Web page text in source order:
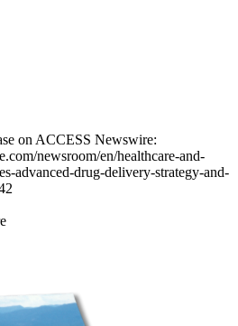
on ACCESS Newswire:
newsroom/en/healthcare-and-
advanced-drug-delivery-strategy-and-